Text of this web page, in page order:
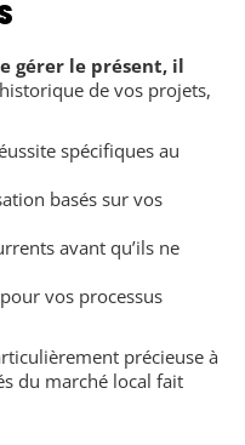
gérer le présent, il
de vos projets,
spécifiques au
basés sur vos
avant qu’ils ne
vos processus
précieuse à
du marché local fait